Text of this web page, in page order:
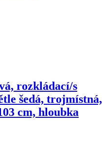
rozkládací/s
šedá, trojmístná,
cm, hloubka